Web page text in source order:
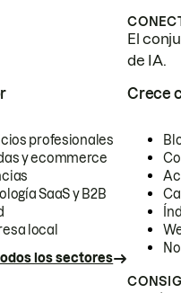
El
de IA.
profesionales
y ecommerce
SaaS y B2B
local
los sectores
Crece